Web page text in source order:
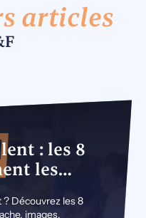
articles
: les 8
les
Découvrez les 8
images,